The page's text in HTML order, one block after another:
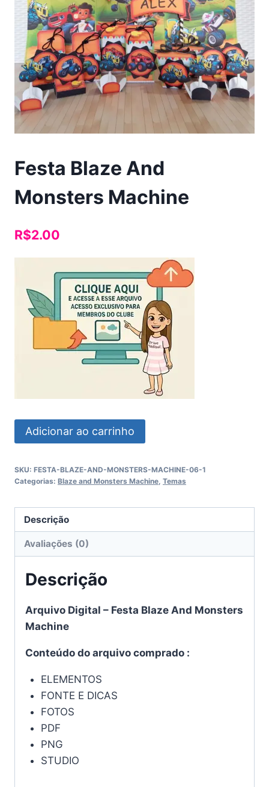
Festa Blaze And
Monsters Machine
R$2.00
Festa
Blaze
Monsters
quantidade
Adicionar ao carrinho
SKU: FESTA-BLAZE-AND-MONSTERS-MACHINE-06-1
Categorias: Blaze and Monsters Machine, Temas
Descrição
Avaliações (0)
Descrição
Arquivo Digital – Festa Blaze And Monsters
Machine
Conteúdo do arquivo comprado :
ELEMENTOS
FONTE E DICAS
FOTOS
PDF
PNG
STUDIO